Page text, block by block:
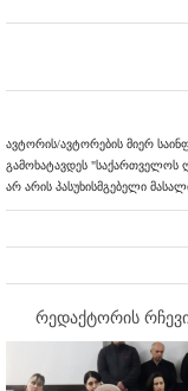
ავტორის/ავტორების მიერ
გამოხატავდეს "საქართველოს
არ არის პასუხისმგებელი
რედაქტორის